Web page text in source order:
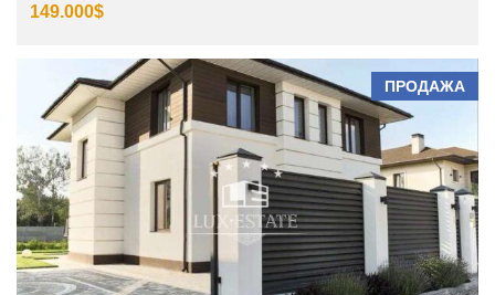
149.000$
ПРОДАЖА